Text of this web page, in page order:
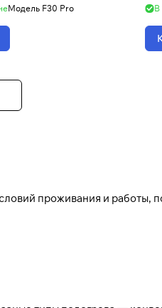
Модель F30 Pro В
проживания и работы,